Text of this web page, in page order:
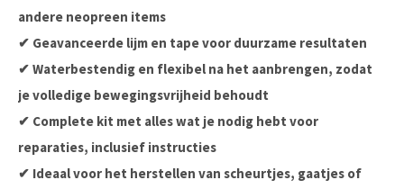
andere neopreen items
✔ Geavanceerde lijm en tapevoor duurzame resultaten
✔ Waterbestendig en flexibel na het aanbrengen, zodat
je volledige bewegingsvrijheid behoudt
✔ Complete kit met alles wat je nodig hebt voor
reparaties, inclusief instructies
✔ Ideaal voor het herstellen van scheurtjes, gaatjes of